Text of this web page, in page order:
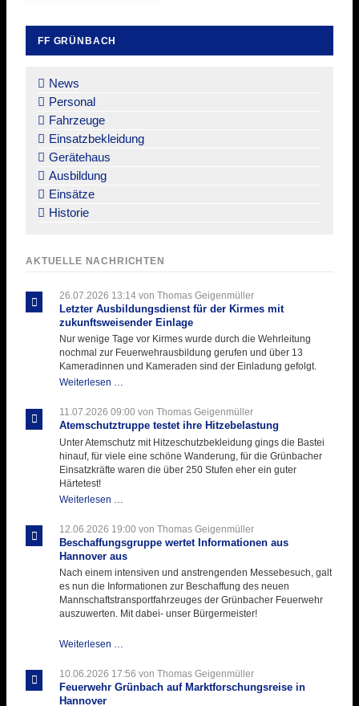
FF GRÜNBACH
überspringen
News
Personal
Fahrzeuge
Einsatzbekleidung
Gerätehaus
Ausbildung
Einsätze
Historie
AKTUELLE NACHRICHTEN
26.07.2026 13:14von Thomas Geigenmüller
Letzter Ausbildungsdienst für der Kirmes mit
zukunftsweisender Einlage
Nur wenige Tage vor Kirmes wurde durch die Wehrleitung
nochmal zur Feuerwehrausbildung gerufen und über 13
Kameradinnen und Kameraden sind der Einladung gefolgt.
Weiterlesen …
für
der
11.07.2026 09:00 von Thomas Geigenmüller
Atemschutztruppe testet ihre Hitzebelastung
Unter Atemschutz mit Hitzeschutzbekleidung gings die Bastei
hinauf, für viele eine schöne Wanderung, für die Grünbacher
Einsatzkräfte waren die über 250 Stufen eher ein guter
Härtetest!
Weiterlesen …
ihre
Hitzebelastung
12.06.2026 19:00 von Thomas Geigenmüller
Beschaffungsgruppe wertet Informationen aus
Hannover aus
Nach einem intensiven und anstrengenden Messebesuch, galt
es nun die Informationen zur Beschaffung des neuen
Mannschaftstransportfahrzeuges der Grünbacher Feuerwehr
auszuwerten. Mit dabei- unser Bürgermeister!
Weiterlesen …
Informationen
aus
10.06.2026 17:56 von Thomas Geigenmüller
Feuerwehr Grünbach auf Marktforschungsreise in
Hannover